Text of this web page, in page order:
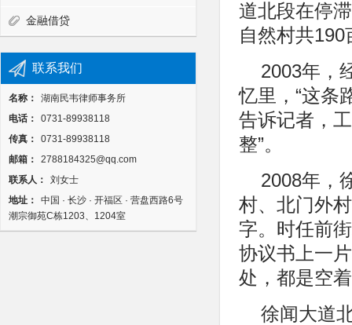
金融借贷
联系我们
名称：
湖南民韦律师事务所
电话：
0731-89938118
传真：
0731-89938118
邮箱：
2788184325@qq.com
联系人：
刘女士
地址：
中国 · 长沙 · 开福区 · 营盘西路6号
潮宗御苑C栋1203、1204室
道北段在停
自然村共
2003年，
忆里，“这条
告诉记者，
整”。
2008年，
村、北门外
字。时任前
协议书上一
处，都是空
徐闻大道